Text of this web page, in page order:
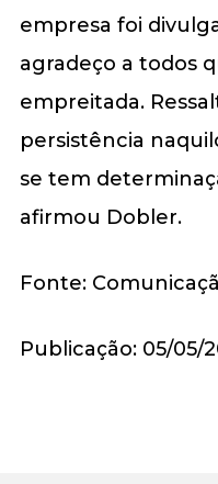
empresa foi
agradeço a todos
empreitada.
persistência
se tem
afirmou Dobler.
Fonte:
Publicação: 05/05/